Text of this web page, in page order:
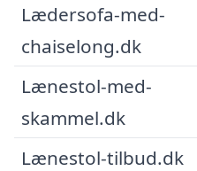
Lædersofa-med-
chaiselong.dk
Lænestol-med-
skammel.dk
Lænestol-tilbud.dk